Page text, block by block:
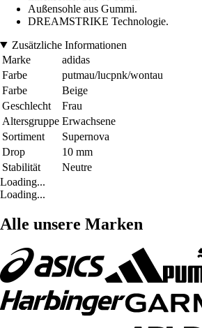
Außensohle aus Gummi.
DREAMSTRIKE Technologie.
Zusätzliche Informationen
Marke
adidas
Farbe
putmau/lucpnk/wontau
Farbe
Beige
Geschlecht
Frau
Altersgruppe Erwachsene
Sortiment
Supernova
Drop
10 mm
Stabilität
Neutre
Loading...
Loading...
Alle unsere Marken